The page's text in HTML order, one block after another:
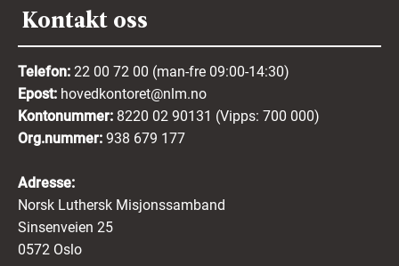
Kontakt oss
Telefon: 22 00 72 00 (man-fre 09:00-14:30)
Epost: hovedkontoret@nlm.no
Kontonummer: 8220 02 90131 (Vipps: 700 000)
Org.nummer: 938 679 177
Adresse:
Norsk Luthersk Misjonssamband
Sinsenveien 25
0572 Oslo